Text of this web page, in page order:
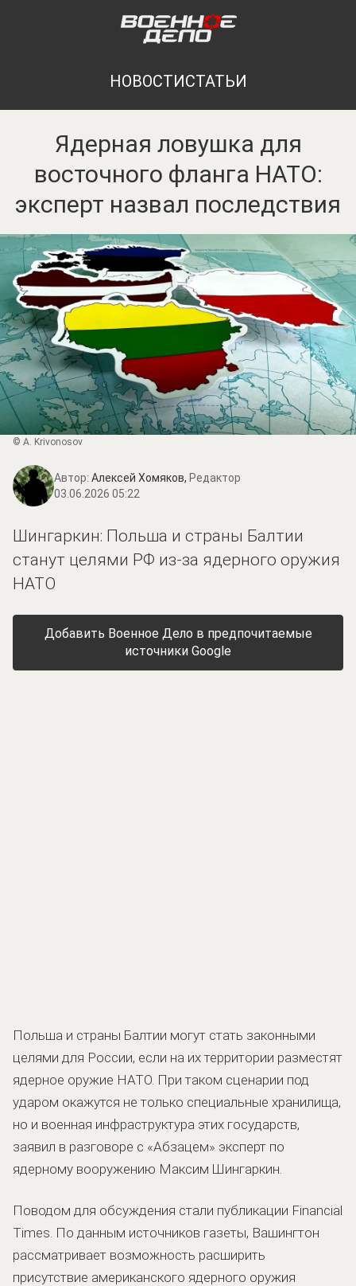
НОВОСТИСТАТЬИ
Ядерная ловушка для
восточного фланга НАТО:
эксперт назвал последствия
© A. Krivonosov
Автор: Алексей Хомяков, Редактор
03.06.2026 05:22
Шингаркин: Польша и страны Балтии
станут целями РФ из-за ядерного оружия
НАТО
Добавить Военное Дело в предпочитаемые
источники Google
Польша и страны Балтии могут стать законными
целями для России, если на их территории разместят
ядерное оружие НАТО. При таком сценарии под
ударом окажутся не только специальные хранилища,
но и военная инфраструктура этих государств,
заявил в разговоре с «Абзацем» эксперт по
ядерному вооружению Максим Шингаркин.
Поводом для обсуждения стали публикации Financial
Times. По данным источников газеты, Вашингтон
рассматривает возможность расширить
присутствие американского ядерного оружия